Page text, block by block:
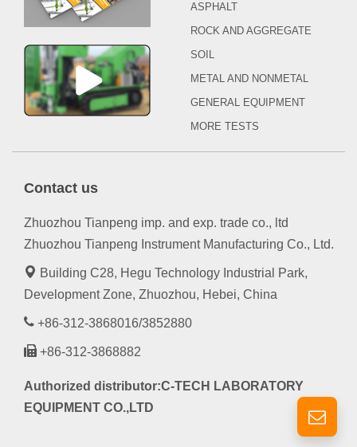
ASPHALT
ROCK AND AGGREGATE
SOIL
METAL AND NONMETAL
GENERAL EQUIPMENT
MORE TESTS
Contact us
Zhuozhou Tianpeng imp. and exp. trade co., ltd
Zhuozhou Tianpeng Instrument Manufacturing Co., Ltd.
Building C28, Hegu Technology Industrial Park,
Development Zone, Zhuozhou, Hebei, China
+86-312-3868016/3852880
+86-312-3868882
Authorized distributor:C-TECH LABORATORY
EQUIPMENT CO.,LTD